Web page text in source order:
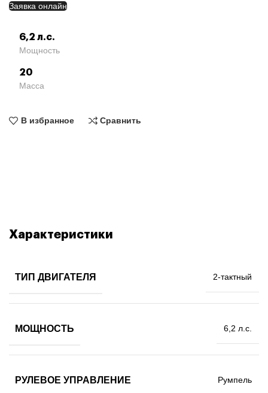
Заявка онлайн
6,2 л.с.
Мощность
20
Масса
В избранное Сравнить
Характеристики
ТИП ДВИГАТЕЛЯ 2-тактный
МОЩНОСТЬ 6,2 л.с.
РУЛЕВОЕ УПРАВЛЕНИЕ Румпель